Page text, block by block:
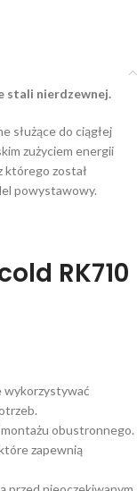
stali nierdzewnej.
służące do ciągłej
zużyciem energii
którego został
powystawowy.
RK710
wykorzystywać
montażu obustronnego.
zapewnią